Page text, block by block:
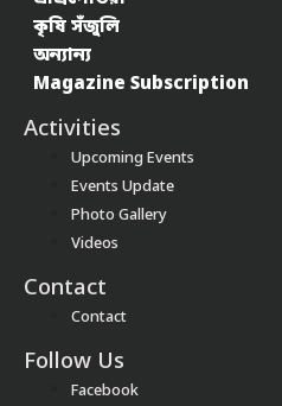
কৃষি সঁজুলি
অন্যান্য
Magazine Subscription
Activities
Upcoming Events
Events Update
Photo Gallery
Videos
Contact
Contact
Follow Us
Facebook